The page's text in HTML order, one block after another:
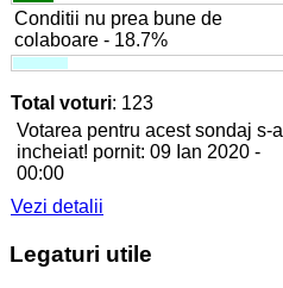
Conditii nu prea bune de
colaboare - 18.7%
Total voturi: 123
Votarea pentru acest sondaj s-a
incheiat! pornit: 09 Ian 2020 -
00:00
Vezi detalii
Legaturi utile